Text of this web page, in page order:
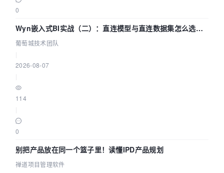
0
Wyn嵌入式BI实战（二）：直连模型与直连数据集怎么选，
参数为什么不生效？| 葡萄城技术团队
葡萄城技术团队
2026-08-07
114
0
别把产品放在同一个篮子里！读懂IPD产品规划
禅道项目管理软件